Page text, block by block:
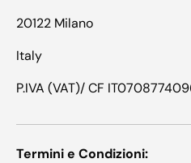
20122 Milano
Italy
P.IVA (VAT)/ CF
Termini e Condizioni: